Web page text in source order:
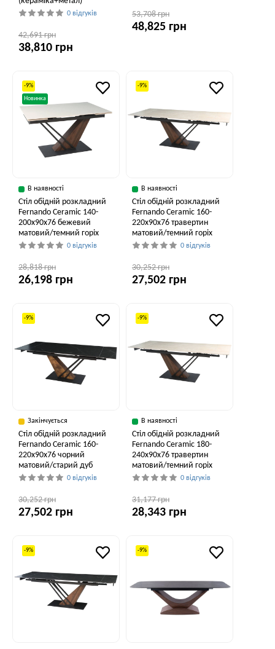
0 відгуків
42,691 грн
38,810 грн
53,708 грн
48,825 грн
-9%
Новинка
В наявності
Стіл обідній розкладний
Fernando Ceramic 140-
200x90x76 бежевий
матовий/темний горіх
0 відгуків
28,818 грн
26,198 грн
-9%
В наявності
Стіл обідній розкладний
Fernando Ceramic 160-
220x90x76 травертин
матовий/темний горіх
0 відгуків
30,252 грн
27,502 грн
-9%
Закінчується
Стіл обідній розкладний
Fernando Ceramic 160-
220x90x76 чорний
матовий/старий дуб
0 відгуків
30,252 грн
27,502 грн
-9%
В наявності
Стіл обідній розкладний
Fernando Ceramic 180-
240x90x76 травертин
матовий/темний горіх
0 відгуків
31,177 грн
28,343 грн
-9% -9%